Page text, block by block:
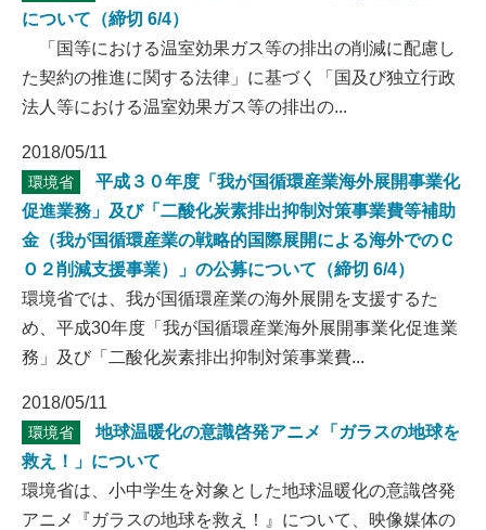
について（締切 6/4）
「国等における温室効果ガス等の排出の削減に配慮し
た契約の推進に関する法律」に基づく「国及び独立行政
法人等における温室効果ガス等の排出の...
2018/05/11
環境省
平成３０年度「我が国循環産業海外展開事業化
促進業務」及び「二酸化炭素排出抑制対策事業費等補助
金（我が国循環産業の戦略的国際展開による海外でのＣ
Ｏ２削減支援事業）」の公募について（締切 6/4）
環境省では、我が国循環産業の海外展開を支援するた
め、平成30年度「我が国循環産業海外展開事業化促進業
務」及び「二酸化炭素排出抑制対策事業費...
2018/05/11
環境省
地球温暖化の意識啓発アニメ「ガラスの地球を
救え！」について
環境省は、小中学生を対象とした地球温暖化の意識啓発
アニメ『ガラスの地球を救え！』について、映像媒体の